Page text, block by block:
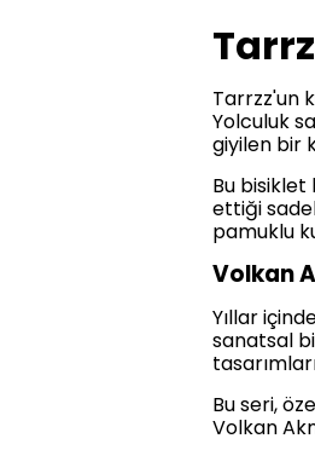
Tarrzz'un
Yolculuk
giyilen bir
Bu
ettiği
pamuklu
Volkan
Yıllar
sanatsal
Bu seri,
Volkan